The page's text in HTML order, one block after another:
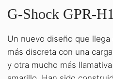
G-Shock GPR-
Un nuevo diseño que
más discreta con una
y otra mucho más